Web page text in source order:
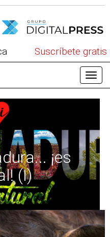
Suscríbete gratis
¡es
(I)